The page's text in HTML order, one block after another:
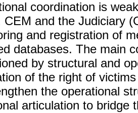
coordination is
CEM and the Judiciary
and registration of
databases. The main
by structural and
of the right of
the operational
articulation to bridge